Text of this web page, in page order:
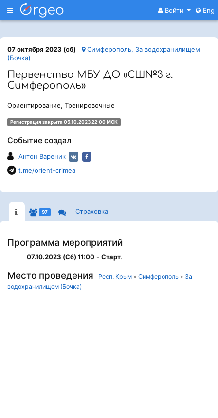
Меню Войти Eng
07 октября 2023 (сб)
Симферополь, За водохранилищем
(Бочка)
Первенство МБУ ДО «СШ№3 г.
Симферополь»
Ориентирование, Тренировочные
Регистрация закрыта 05.10.2023 22:00 МСК
Событие создал
Антон Вареник
t.me/orient-crimea
97 Страховка
Программа мероприятий
07.10.2023 (Сб) 11:00 - Старт.
Место проведения Респ. Крым » Симферополь » За
водохранилищем (Бочка)